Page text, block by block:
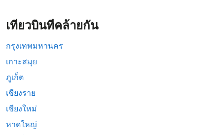
เที่ยวบินที่คล้ายกัน
กรุงเทพมหานคร
เกาะสมุย
ภูเก็ต
เชียงราย
เชียงใหม่
หาดใหญ่